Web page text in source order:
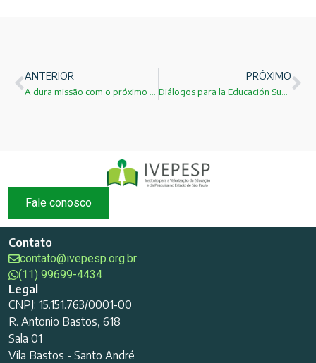
ANTERIOR PRÓXIMO
Fale conosco
Contato
contato@ivepesp.org.br
(11) 99699-4434
Legal
CNPJ: 15.151.763/0001-00
R. Antonio Bastos, 618
Sala 01
Vila Bastos - Santo André